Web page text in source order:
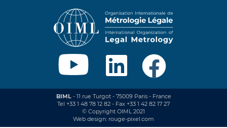
BIML- 11 rue Turgot - 75009 Paris - France
Tel +33 1 48 78 12 82 - Fax +33 1 42 82 17 27
© Copyright OIML 2021
Web design: rouge-pixel.com